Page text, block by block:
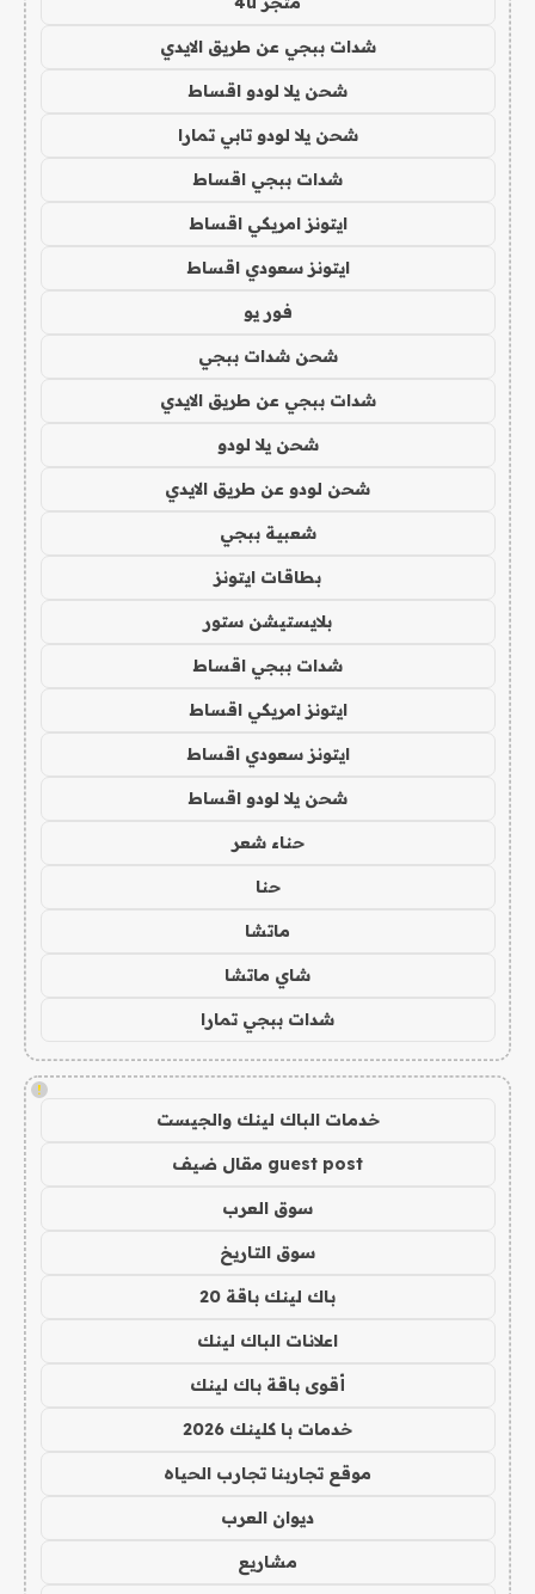
شدات ببجي عن طريق الايدي
شحن يلا لودو اقساط
شحن يلا لودو تابي تمارا
شدات ببجي اقساط
ايتونز امريكي اقساط
ايتونز سعودي اقساط
فور يو
شحن شدات ببجي
شدات ببجي عن طريق الايدي
شحن يلا لودو
شحن لودو عن طريق الايدي
شعبية ببجي
بطاقات ايتونز
بلايستيشن ستور
شدات ببجي اقساط
ايتونز امريكي اقساط
ايتونز سعودي اقساط
شحن يلا لودو اقساط
حناء شعر
حنا
ماتشا
شاي ماتشا
شدات ببجي تمارا
!
خدمات الباك لينك والجيست
guest post مقال ضيف
سوق العرب
سوق التاريخ
باك لينك باقة 20
اعلانات الباك لينك
أقوى باقة باك لينك
خدمات با كلينك 2026
موقع تجاربنا تجارب الحياه
ديوان العرب
مشاريع